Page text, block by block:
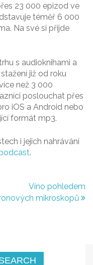
23 000 epizod ve
téměř 6 000
Na své si přijde
s audioknihami a
již od roku
než 3 000
poslouchat přes
iOS a Android nebo
formát mp3.
i jejich nahrávání
.
Víno pohledem
mikroskopů